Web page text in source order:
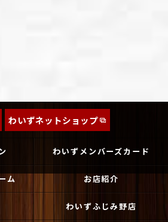
わいずネットショップ
わいずメンバーズカード
ム お店紹介
わいずふじみ野店